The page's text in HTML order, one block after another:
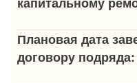
Плановая дата
договору подряда: